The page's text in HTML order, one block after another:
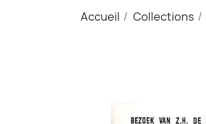
Accueil Collections